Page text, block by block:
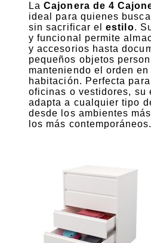
LaCajonera de 4
ideal para quienes
sin sacrificar elestilo.
y funcional permite
y accesorios hasta
pequeños objetos
manteniendo el orden
habitación. Perfecta
oficinas o vestidores, su
adapta a cualquier tipo
desde los ambientes
los más contemporáneos.